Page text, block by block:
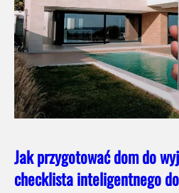
Jak przygotować dom do
checklista inteligentnego